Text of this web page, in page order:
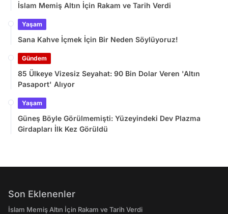
İslam Memiş Altın İçin Rakam ve Tarih Verdi
Yaşam
Sana Kahve İçmek İçin Bir Neden Söylüyoruz!
Gündem
85 Ülkeye Vizesiz Seyahat: 90 Bin Dolar Veren 'Altın
Pasaport' Alıyor
Yaşam
Güneş Böyle Görülmemişti: Yüzeyindeki Dev Plazma
Girdapları İlk Kez Görüldü
Son Eklenenler
İslam Memiş Altın İçin Rakam ve Tarih Verdi